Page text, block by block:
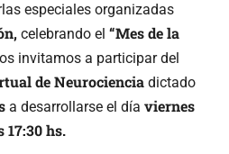
especiales organizadas
celebrando el “Mes de la
invitamos a participar del
de Neurociencia dictado
a desarrollarse el día viernes
17:30 hs.